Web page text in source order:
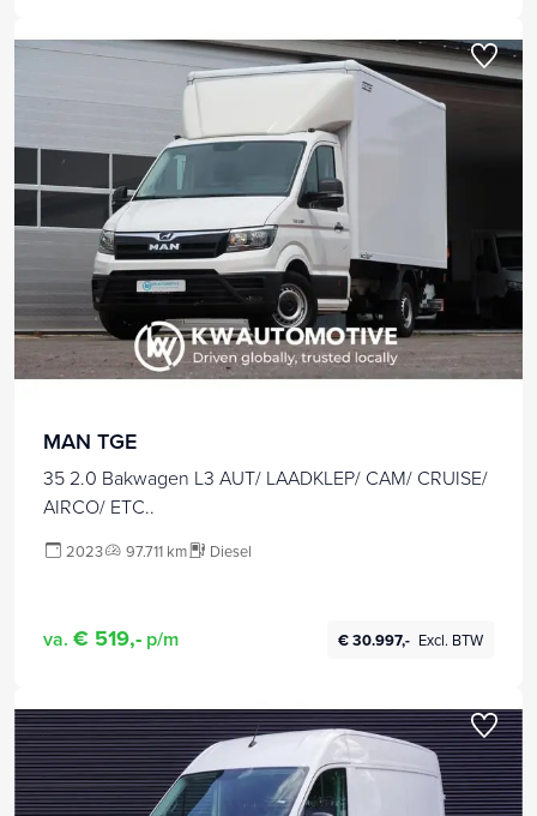
MAN TGE
35 2.0 Bakwagen L3 AUT/ LAADKLEP/ CAM/ CRUISE/
AIRCO/ ETC..
2023 97.711 km Diesel
va. € 519,- p/m € 30.997,- Excl. BTW